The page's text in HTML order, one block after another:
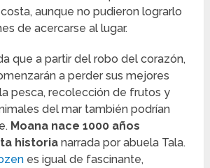
aunque no pudieron lograrlo
de acercarse al lugar.
que a partir del robo del corazón,
a perder sus mejores
pesca, recolección de frutos y
del mar también podrían
Moana nace 1000 años
historia narrada por abuela Tala.
es igual de fascinante,